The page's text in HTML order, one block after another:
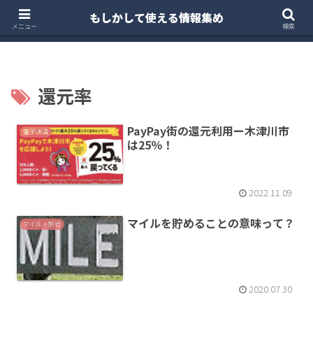
ホーム 注文住宅
還元率
電子決済
PayPay街の還元利用ー木津川市
は25％！
2022.11.09
マイル・旅行 マイルを貯めることの意味って？
2020.07.30
メニュー
もしかして使える情報集め
検索